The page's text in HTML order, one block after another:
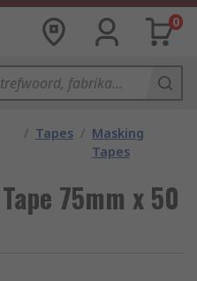
0
/ Tapes / Masking
Tapes
75mm x 50